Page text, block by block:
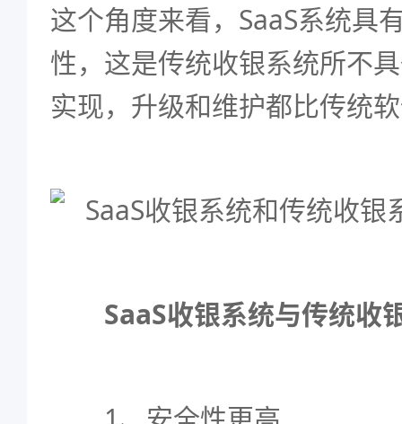
这个角度来看，SaaS系统具
性，这是传统收银系统所不
实现，升级和维护都比传统
SaaS收银系统与传统收